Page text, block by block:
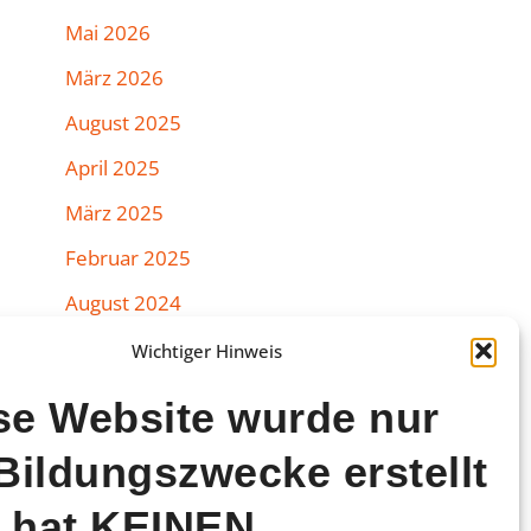
Wichtiger Hinweis
Website wurde nur
erstellt
Mai 2026
März 2026
August 2025
April 2025
März 2025
Februar 2025
August 2024
Juli 2024
März 2024
Februar 2024